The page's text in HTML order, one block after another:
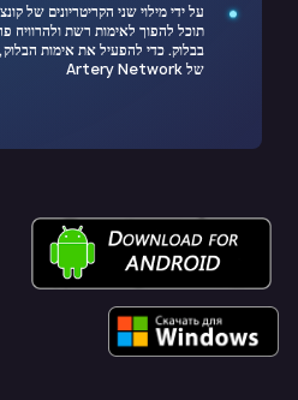
תוכל להפוך לאימות רשת ולהרוויח
בבלוק. כדי להפעיל את אימות
של Artery Network